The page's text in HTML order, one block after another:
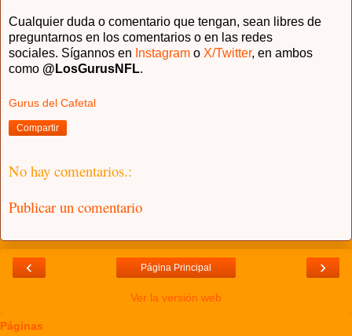
Cualquier duda o comentario que tengan, sean libres de
preguntarnos en los comentarios o en las redes
sociales. Sígannos en Instagram o X/Twitter, en ambos
como @LosGurusNFL.
Gurus del Cafetal
Compartir
No hay comentarios.:
Publicar un comentario
‹ ›
Página Principal
Ver la versión web
Páginas